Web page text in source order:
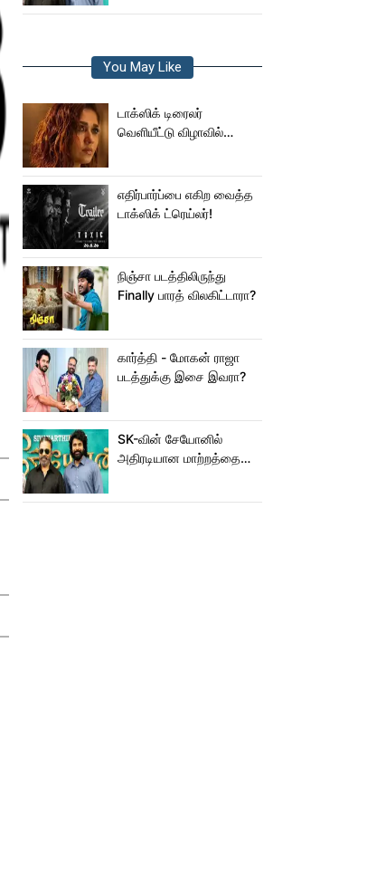
You May Like
டாக்ஸிக் டிரைலர்
வெளியீட்டு விழாவில்
யாரு பாருங்க!..
எதிர்பார்ப்பை எகிற வைத்த
டாக்ஸிக் ட்ரெய்லர்!
நிஞ்சா படத்திலிருந்து
Finally பாரத் விலகிட்டாரா?
கார்த்தி - மோகன் ராஜா
படத்துக்கு இசை இவரா?
SK-வின் சேயோனில்
அதிரடியான மாற்றத்தை